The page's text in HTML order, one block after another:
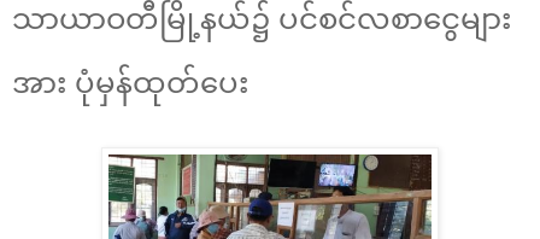
သာယာဝတီမြို့နယ်၌ ပင်စင်လစာငွေများ
အား ပုံမှန်ထုတ်ပေး